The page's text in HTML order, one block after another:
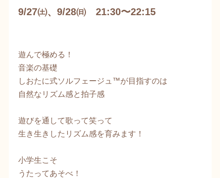
9/27㈯、9/28㈰ 21:30〜22:15
​遊んで極める！
音楽の基礎
しおたに式ソルフェージュ™が目指すのは
自然なリズム感と拍子感
遊びを通して歌って笑って
生き生きしたリズム感を育みます！
​小学生こそ
うたってあそべ！